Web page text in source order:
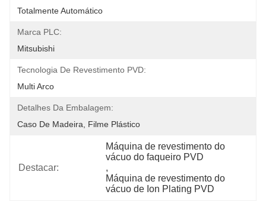
Totalmente Automático
Marca PLC:
Mitsubishi
Tecnologia De Revestimento PVD:
Multi Arco
Detalhes Da Embalagem:
Caso De Madeira, Filme Plástico
Destacar:
Máquina de revestimento do
vácuo do faqueiro PVD
,
Máquina de revestimento do
vácuo de Ion Plating PVD